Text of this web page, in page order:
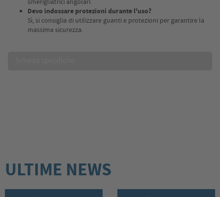
Devo indossare protezioni durante l'uso?
Sì, si consiglia di utilizzare guanti e protezioni per garantire la
massima sicurezza.
ULTIME NEWS